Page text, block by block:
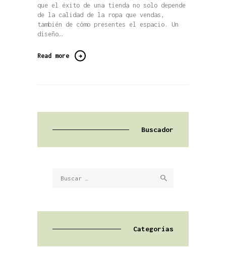
que el éxito de una tienda no solo depende
de la calidad de la ropa que vendas,
también de cómo presentes el espacio. Un
diseño…
Read more
Buscador
Categorías